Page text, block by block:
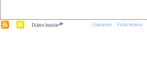
Diário Insular.pt Contactos Ficha técnica